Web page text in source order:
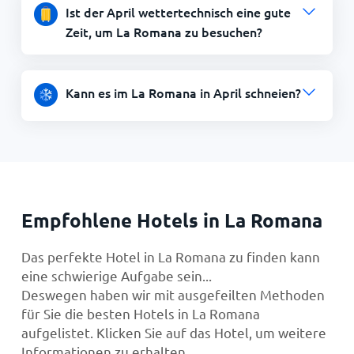
Ist der April wettertechnisch eine gute
Zeit, um La Romana zu besuchen?
Kann es im La Romana in April schneien?
Empfohlene Hotels in La Romana
Das perfekte Hotel in La Romana zu finden kann
eine schwierige Aufgabe sein...
Deswegen haben wir mit ausgefeilten Methoden
für Sie die besten Hotels in La Romana
aufgelistet. Klicken Sie auf das Hotel, um weitere